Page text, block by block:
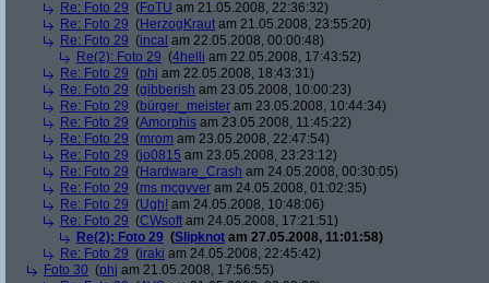
Re: Foto 29 (FoTU am 21.05.2008, 22:36:32)
Re: Foto 29 (HerzogKraut am 21.05.2008, 23:55:20)
Re: Foto 29 (incal am 22.05.2008, 00:00:48)
Re(2): Foto 29 (4helli am 22.05.2008, 17:43:52)
Re: Foto 29 (phj am 22.05.2008, 18:43:31)
Re: Foto 29 (gibberish am 23.05.2008, 10:00:23)
Re: Foto 29 (bürger_meister am 23.05.2008, 10:44:34)
Re: Foto 29 (Amorphis am 23.05.2008, 11:45:22)
Re: Foto 29 (mrom am 23.05.2008, 22:47:54)
Re: Foto 29 (jo0815 am 23.05.2008, 23:23:12)
Re: Foto 29 (Hardware_Crash am 24.05.2008, 00:30:05)
Re: Foto 29 (ms mcgyver am 24.05.2008, 01:02:35)
Re: Foto 29 (Ugh! am 24.05.2008, 10:48:06)
Re: Foto 29 (CWsoft am 24.05.2008, 17:21:51)
Re(2): Foto 29 (Slipknot am 27.05.2008, 11:01:58)
Re: Foto 29 (iraki am 24.05.2008, 22:45:42)
Foto 30 (phj am 21.05.2008, 17:56:55)